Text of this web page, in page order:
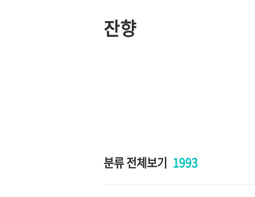
잔향
분류 전체보기 1993